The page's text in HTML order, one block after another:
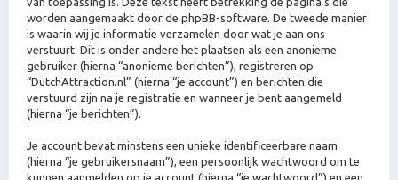
worden aangemaakt door de phpBB-software. De tweede manier
is waarin wij je informatie verzamelen door wat je aan ons
verstuurt. Dit is onder andere het plaatsen als een anonieme
gebruiker (hierna “anonieme berichten”), registreren op
“DutchAttraction.nl” (hierna “je account”) en berichten die
verstuurd zijn na je registratie en wanneer je bent aangemeld
(hierna “je berichten”).
Je account bevat minstens een unieke identificeerbare naam
(hierna “je gebruikersnaam”), een persoonlijk wachtwoord om te
kunnen aanmelden op je account (hierna “je wachtwoord”) en een